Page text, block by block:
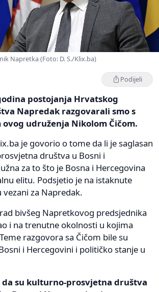
Napretka (Foto: D. S./Klix.ba)
Podijeli
postojanja Hrvatskog
Napredak razgovarali smo s
udruženja Nikolom Čičom.
je govorio o tome da li je saglasan
društva u Bosni i
za to što je Bosna i Hercegovina
elitu. Podsjetio je na istaknute
za Napredak.
bivšeg Napretkovog predsjednika
i na trenutne okolnosti u kojima
razgovora sa Čičom bile su
i Hercegovini i političko stanje u
da su kulturno-prosvjetna društva